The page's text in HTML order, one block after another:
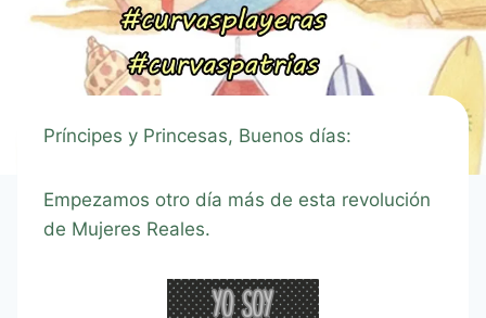
Príncipes y Princesas, Buenos días:
Empezamos otro día más de esta revolución
de Mujeres Reales.